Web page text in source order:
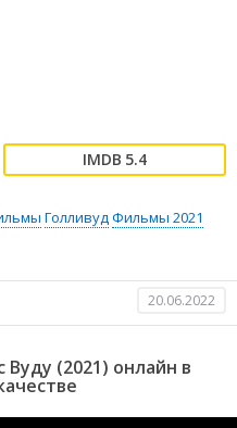
5.4
ГолливудФильмы 2021
20.06.2022
(2021) онлайн в